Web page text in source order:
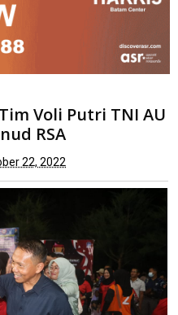
TNI AU Diperkuat Personel
Voli Putri TNI AU
RSA
22, 2022